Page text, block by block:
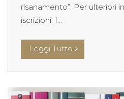
risanamento”. Per ulteriori
iscrizioni: I...
Leggi Tutto